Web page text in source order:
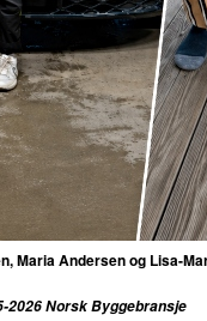
Maria Andersen og Lisa-
2026 Norsk Byggebransje